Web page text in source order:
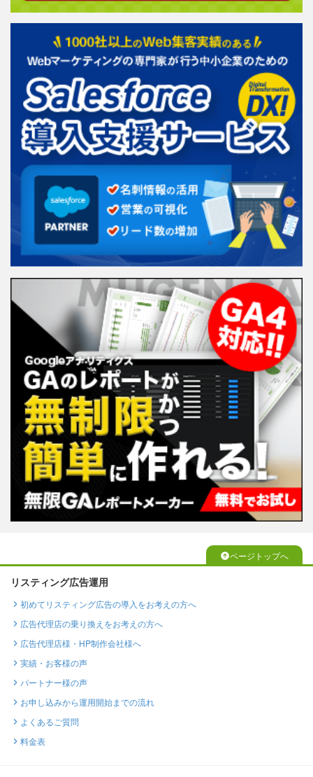
ページトップへ
リスティング広告運用
初めてリスティング広告の導入をお考えの方へ
広告代理店の乗り換えをお考えの方へ
広告代理店様・HP制作会社様へ
実績・お客様の声
パートナー様の声
お申し込みから運用開始までの流れ
よくあるご質問
料金表